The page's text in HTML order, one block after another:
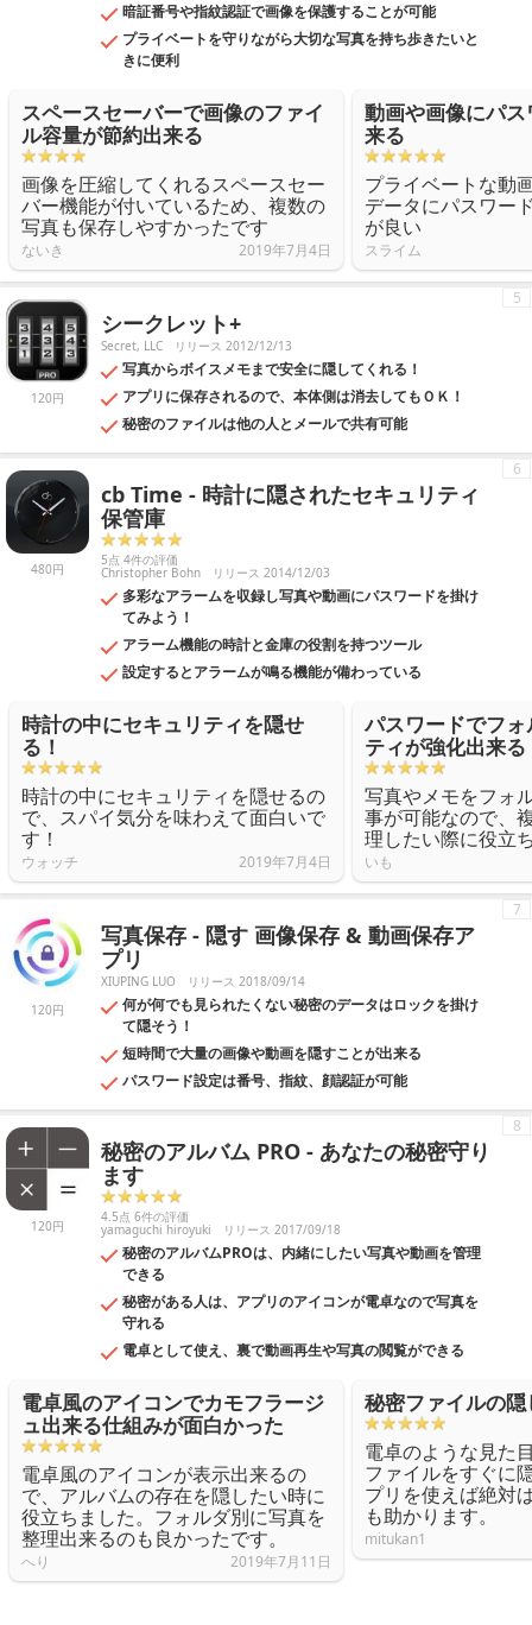
暗証番号や指紋認証で画像を保護することが可能
プライベートを守りながら大切な写真を持ち歩きたいと
きに便利
スペースセーバーで画像のファイ
ル容量が節約出来る
画像を圧縮してくれるスペースセー
バー機能が付いているため、複数の
写真も保存しやすかったです
ないき 2019年7月4日
動画や画像にパ
来る
プライベートな動
データにパスワー
が良い
スライム
120円
シークレット+
Secret, LLC リリース 2012/12/13
写真からボイスメモまで安全に隠してくれる！
アプリに保存されるので、本体側は消去してもＯＫ！
秘密のファイルは他の人とメールで共有可能
5
480円
cb Time - 時計に隠されたセキュリティ
保管庫
5点 4件の評価
Christopher Bohn リリース 2014/12/03
多彩なアラームを収録し写真や動画にパスワードを掛け
てみよう！
アラーム機能の時計と金庫の役割を持つツール
設定するとアラームが鳴る機能が備わっている
6
時計の中にセキュリティを隠せ
る！
時計の中にセキュリティを隠せるの
で、スパイ気分を味わえて面白いで
す！
ウォッチ 2019年7月4日
パスワードでフ
ティが強化出来る
写真やメモをフォ
事が可能なので、
理したい際に役立
いも
120円
写真保存 - 隠す 画像保存 & 動画保存ア
プリ
XIUPING LUO リリース 2018/09/14
何が何でも見られたくない秘密のデータはロックを掛け
て隠そう！
短時間で大量の画像や動画を隠すことが出来る
パスワード設定は番号、指紋、顔認証が可能
7
120円
秘密のアルバム PRO - あなたの秘密守り
ます
4.5点 6件の評価
yamaguchi hiroyuki リリース 2017/09/18
秘密のアルバムPROは、内緒にしたい写真や動画を管理
できる
秘密がある人は、アプリのアイコンが電卓なので写真を
守れる
電卓として使え、裏で動画再生や写真の閲覧ができる
8
電卓風のアイコンでカモフラージ
ュ出来る仕組みが面白かった
電卓風のアイコンが表示出来るの
で、アルバムの存在を隠したい時に
役立ちました。フォルダ別に写真を
整理出来るのも良かったです。
へり 2019年7月11日
秘密ファイルの
電卓のような見た
ファイルをすぐに
プリを使えば絶対
も助かります。
mitukan1